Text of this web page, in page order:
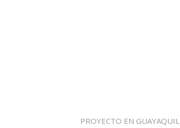
PROYECTO EN GUAYAQUIL